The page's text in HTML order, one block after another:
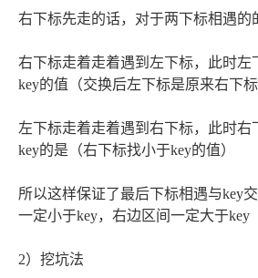
右下标先走的话，对于两下标相遇的
右下标走着走着遇到左下标，此时左
key的值（交换后左下标是原来右下标
左下标走着走着遇到右下标，此时右
key的是（右下标找小于key的值）
所以这样保证了最后下标相遇与key
一定小于key，右边区间一定大于key
2）挖坑法